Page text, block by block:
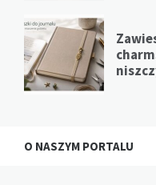
O NASZYM PORTALU